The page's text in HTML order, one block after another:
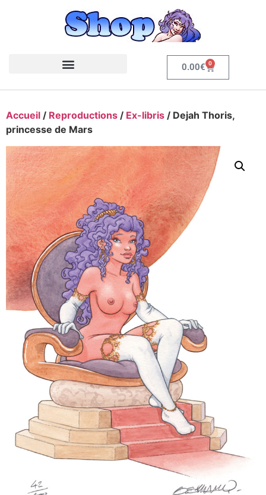
0.00€ 0
Accueil / Reproductions / Ex-libris / Dejah Thoris,
princesse de Mars